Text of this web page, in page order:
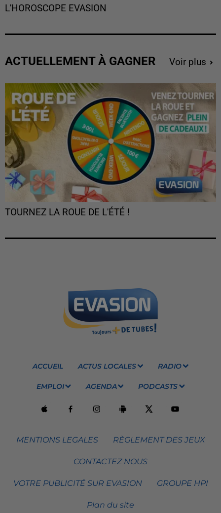
L'HOROSCOPE EVASION
ACTUELLEMENT À GAGNER Voir plus
TOURNEZ LA ROUE DE L'ÉTÉ !
ACCUEIL ACTUS LOCALES RADIO
EMPLOI AGENDA PODCASTS
MENTIONS LEGALES RÈGLEMENT DES JEUX
CONTACTEZ NOUS
VOTRE PUBLICITÉ SUR EVASION GROUPE HPI
Plan du site